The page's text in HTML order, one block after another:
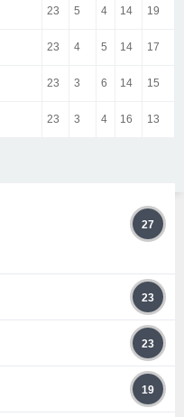
23 5 4 14 19
23 4 5 14 17
23 3 6 14 15
23 3 4 16 13
27
23
23
19